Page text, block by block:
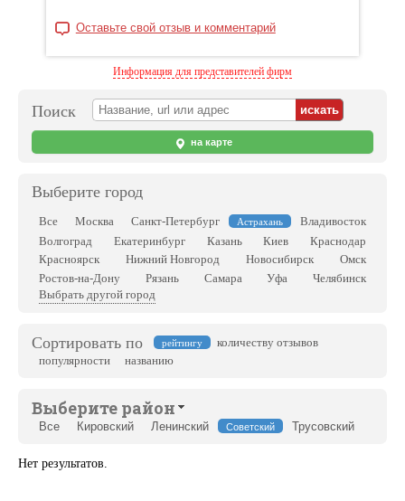
Оставьте свой отзыв и комментарий
Информация для представителей фирм
Поиск
на карте
Выберите город
Все Москва Санкт-Петербург Астрахань
Владивосток
Волгоград
Екатеринбург Казань Киев
Краснодар
Красноярск
Нижний Новгород Новосибирск
Омск
Ростов-на-Дону
Рязань Самара Уфа
Челябинск
Выбрать другой город
Сортировать по рейтингу
количеству отзывов
популярности
названию
Выберите район
Все Кировский Ленинский Советский Трусовский
Нет результатов.